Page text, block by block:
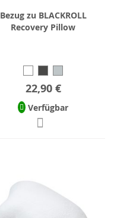
Bezug zu BLACKROLL
Recovery Pillow
22,90 €
Verfügbar